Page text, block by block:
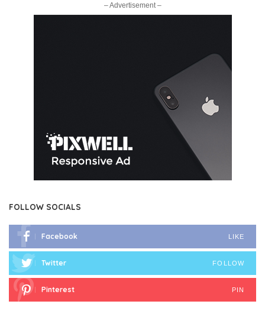
– Advertisement –
FOLLOW SOCIALS
Facebook LIKE
Twitter FOLLOW
Pinterest PIN